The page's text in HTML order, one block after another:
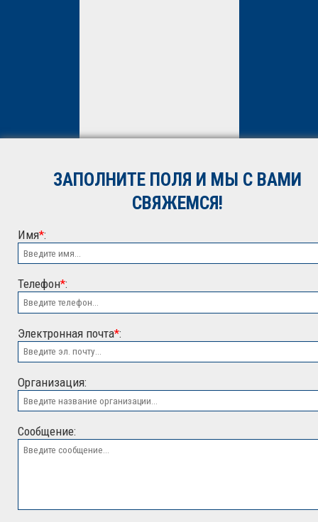
обработку персональных
обработке данных вПолитике
*
ООО "ЭСК"
ЗАПОЛНИТЕ ПОЛЯ И МЫ С ВАМИ
СВЯЖЕМСЯ!
Имя*:
Телефон*:
Электронная почта*:
Организация:
Сообщение: